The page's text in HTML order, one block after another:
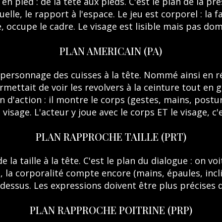
le rapport à l'espace. Le jeu est corporel : la
occupe le cadre. Le visage est lisible mais pas
PLAN AMERICAIN (PA)
des cuisses à la tête. Nommé ainsi en
de voir les revolvers à la ceinture tout en
d'action : il montre le corps (gestes, mains,
L'acteur y joue avec le corps ET le visage,
PLAN RAPPROCHE TAILLE (PRT)
la taille à la tête. C'est le plan du dialogue : on
la corporalité compte encore (mains, épaules,
Les expressions doivent être plus précises
PLAN RAPPROCHE POITRINE (PRP)